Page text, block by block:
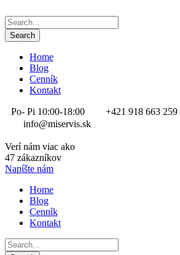
Home
Blog
Cenník
Kontakt
Po- Pi 10:00-18:00
+421 918 663 259
info@miservis.sk
Verí nám viac ako
47 zákazníkov
Napíšte nám
Home
Blog
Cenník
Kontakt